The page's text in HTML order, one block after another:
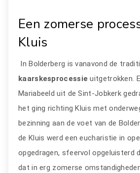
Een zomerse
Kluis
In Bolderberg is vanavond de
kaarskesprocessieuitgetrokken.
Mariabeeld uit de Sint-Jobkerk
het ging richting Kluis met
bezinning aan de voet van de
de Kluis werd een eucharistie in
opgedragen, sfeervol opgeluisterd
dat in erg zomerse